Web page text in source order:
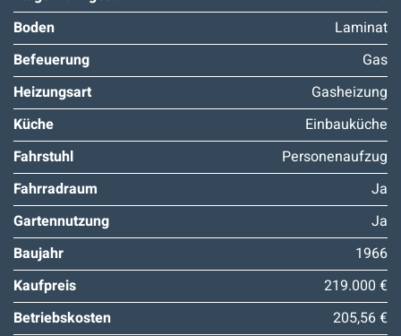
Boden
Laminat
Befeuerung
Gas
Heizungsart
Gasheizung
Küche
Einbauküche
Fahrstuhl
Personenaufzug
Fahrradraum
Ja
Gartennutzung
Ja
Baujahr
1966
Kaufpreis
219.000 €
Betriebskosten
205,56 €